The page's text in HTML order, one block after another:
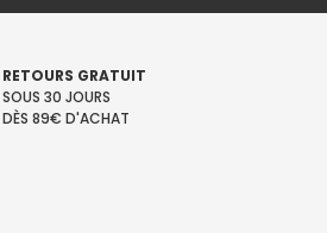
RETOURS GRATUIT
SOUS 30 JOURS
DÈS 89€ D'ACHAT